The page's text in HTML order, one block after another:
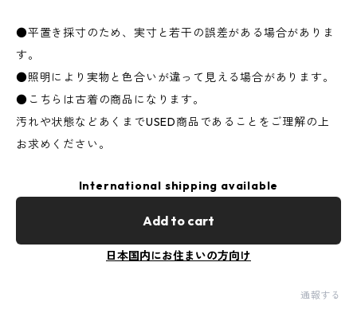
●平置き採寸のため、実寸と若干の誤差がある場合がありま
す。
●照明により実物と色合いが違って見える場合があります。
●こちらは古着の商品になります。
汚れや状態などあくまでUSED商品であることをご理解の上
お求めください。
International shipping available
Add to cart
日本国内にお住まいの方向け
通報する